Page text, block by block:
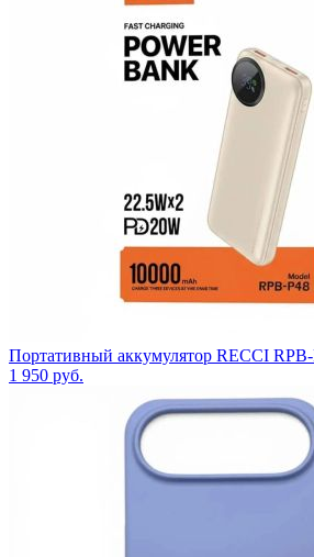
Портативный аккумулятор RECCI
1 950 руб.